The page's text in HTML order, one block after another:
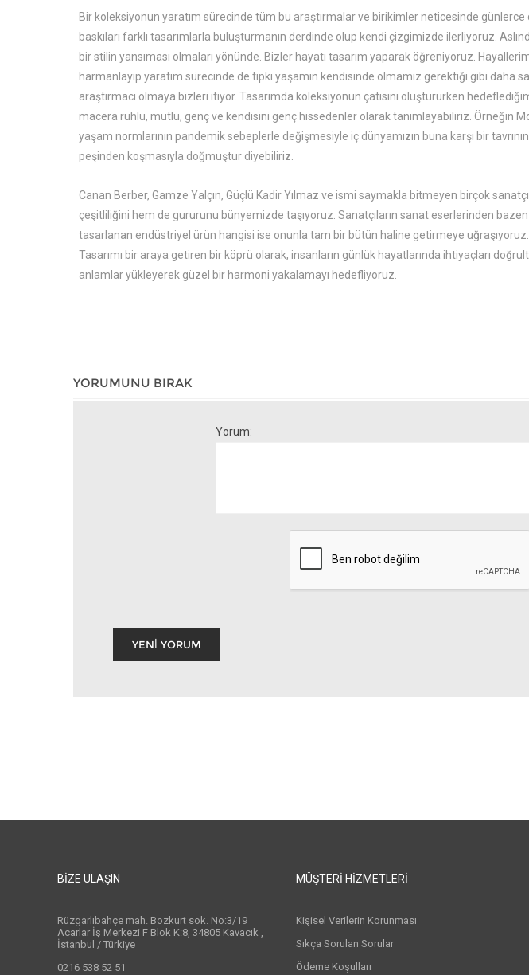
Bir koleksiyonun yaratım sürecinde tüm bu araştırmalar ve birikimler neticesinde günlerce
baskıları farklı tasarımlarla buluşturmanın derdinde olup kendi çizgimizde ilerliyoruz.
bir stilin yansıması olmaları yönünde. Bizler hayatı tasarım yaparak öğreniyoruz.
harmanlayıp yaratım sürecinde de tıpkı yaşamın kendisinde olmamız gerektiği gibi daha
araştırmacı olmaya bizleri itiyor. Tasarımda koleksiyonun çatısını oluştururken
macera ruhlu, mutlu, genç ve kendisini genç hissedenler olarak tanımlayabiliriz. Örneğin
yaşam normlarının pandemik sebeplerle değişmesiyle iç dünyamızın buna karşı bir
peşinden koşmasıyla doğmuştur diyebiliriz.
Canan Berber, Gamze Yalçın, Güçlü Kadir Yılmaz ve ismi saymakla bitmeyen birçok
çeşitliliğini hem de gururunu bünyemizde taşıyoruz. Sanatçıların sanat eserlerinden
tasarlanan endüstriyel ürün hangisi ise onunla tam bir bütün haline getirmeye
Tasarımı bir araya getiren bir köprü olarak, insanların günlük hayatlarında ihtiyaçları
anlamlar yükleyerek güzel bir harmoni yakalamayı hedefliyoruz.
YORUMUNU BIRAK
Yorum:
BIZE ULAŞIN
Rüzgarlıbahçe mah. Bozkurt sok. No:3/19
Acarlar İş Merkezi F Blok K:8, 34805 Kavacık ,
İstanbul / Türkiye
0216 538 52 51
MÜŞTERI HIZMETLERI
Kişisel Verilerin Korunması
Sıkça Sorulan Sorular
Ödeme Koşulları